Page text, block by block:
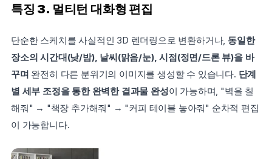
특징 3. 멀티턴 대화형 편집
단순한 스케치를 사실적인 3D 렌더링으로 변환하거나, 동일한
장소의 시간대(낮/밤), 날씨(맑음/눈), 시점(정면/드론 뷰)을 바
꾸며 완전히 다른 분위기의 이미지를 생성할 수 있습니다. 단계
별 세부 조정을 통한 완벽한 결과물 완성이 가능하며, "벽을 칠
해줘" → "책장 추가해줘" → "커피 테이블 놓아줘" 순차적 편집
이 가능합니다.